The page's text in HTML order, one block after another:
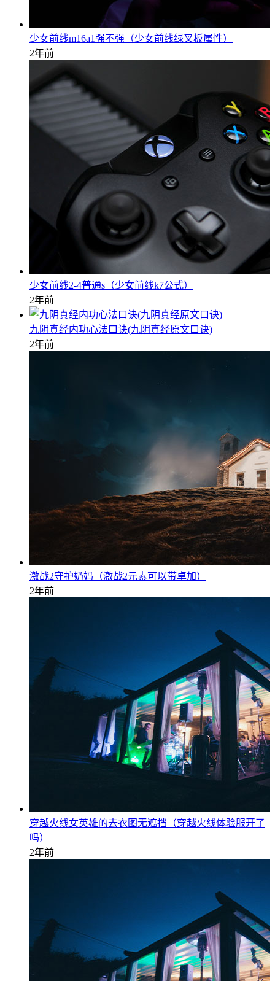
少女前线m16a1强不强（少女前线绿叉板属性）
2年前
少女前线2-4普通s（少女前线k7公式）
2年前
九阴真经内功心法口诀(九阴真经原文口诀)
2年前
激战2守护奶妈（激战2元素可以带卓加）
2年前
穿越火线女英雄的去衣图无遮挡（穿越火线体验服开了
吗）
2年前